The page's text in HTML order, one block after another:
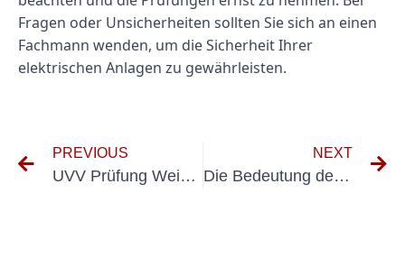
Fragen oder Unsicherheiten sollten Sie sich an einen
Fachmann wenden, um die Sicherheit Ihrer
elektrischen Anlagen zu gewährleisten.
PREVIOUS
UVV Prüfung Weinstadt⁠
NEXT
Die Bedeutung des Prüfprotokolls VDE 100 600 für die elektrische Sicherheit verstehen